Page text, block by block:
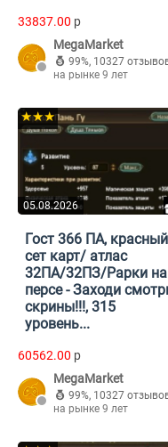
33837.00 p
MegaMarket
99%, 10327
на рынке 9 лет
05.08.2026
★★★
Гост 366 ПА, красный
сет карт/ атлас
32ПА/32ПЗ/Рарки на
персе - Заходи
скрины!!!, 315
уровень...
60562.00 p
MegaMarket
99%, 10327
на рынке 9 лет